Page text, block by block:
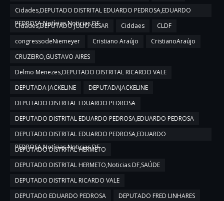
Cidades,DEPUTADO DISTRITAL EDUARDO PEDROSA,EDUARDO
PEDROSA,Notícias,Noticias DF
Cidades,DEPUTADO JULIO CESAR Ciddaes
CLDF
congressodeNiemeyer
Cristiano Araújo
CristianoAraújo
CRUZEIRO,GUSTAVO AIRES
Delmo Menezes,DEPUTADO DISTRITAL RICARDO VALE
DEPUTADA JACKELINE
DEPUTADAJACKELINE
DEPUTADO DISTRITAL EDUARDO PEDROSA
DEPUTADO DISTRITAL EDUARDO PEDROSA,EDUARDO PEDROSA
DEPUTADO DISTRITAL EDUARDO PEDROSA,EDUARDO
PEDROSA,Notícias,Noticias DF
DEPUTADO DISTRITAL HERMETO
DEPUTADO DISTRITAL HERMETO,Noticias DF,SAÚDE
DEPUTADO DISTRITAL RICARDO VALE
DEPUTADO EDUARDO PEDROSA
DEPUTADO FRED LINHARES